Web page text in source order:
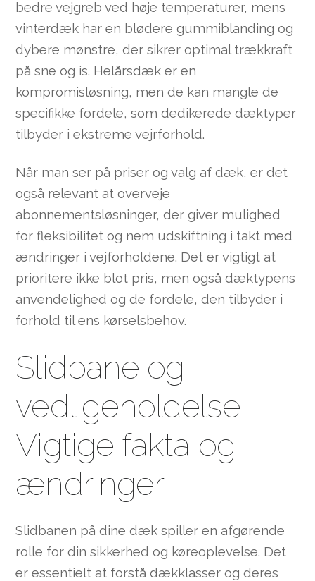
bedre vejgreb ved høje temperaturer, mens
vinterdæk har en blødere gummiblanding og
dybere mønstre, der sikrer optimal trækkraft
på sne og is. Helårsdæk er en
kompromisløsning, men de kan mangle de
specifikke fordele, som dedikerede dæktyper
tilbyder i ekstreme vejrforhold.
Når man ser på priser og valg af dæk, er det
også relevant at overveje
abonnementsløsninger, der giver mulighed
for fleksibilitet og nem udskiftning i takt med
ændringer i vejforholdene. Det er vigtigt at
prioritere ikke blot pris, men også dæktypens
anvendelighed og de fordele, den tilbyder i
forhold til ens kørselsbehov.
Slidbane og
vedligeholdelse:
Vigtige fakta og
ændringer
Slidbanen på dine dæk spiller en afgørende
rolle for din sikkerhed og køreoplevelse. Det
er essentielt at forstå dækklasser og deres